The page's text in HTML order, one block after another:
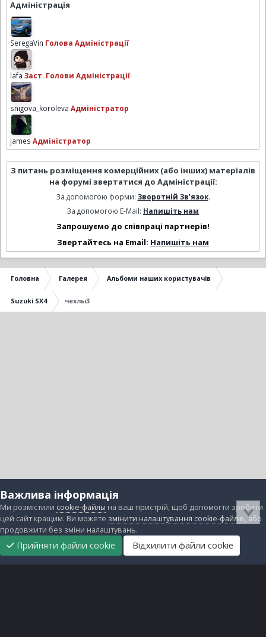
Адміністрація
SeregaVin Голова Адміністрації
lafa Заст. Голови Адміністрації
snigova_koroleva Адміністратор
james Адміністратор
З питань розміщення комерційних (або інших) матеріалів
на форумі звертатися до Адміністрації:
За допомогою форми: Зворотній Зв'язок.
За допомогою E-Mail: Напишіть нам
Запрошуємо до співпраці партнерів!
Звертайтесь на Email: Напишіть нам
Головна Галерея Альбоми наших користувачів
Suzuki SX4 чехлы3
Важлива інформація
Ми розмістили cookie-файлы на ваш пристрій, щоб допомогти зробити
цей сайт кращим. Ви можете змінити налаштування cookie-файлів, або
продовжити без зміни налаштувань.
Прийняти файли cookie Відхилити файли cookie
Головна
Підтримати
нас
Прибрати
рекламу
Завантаження Непрочитані Реєстрація